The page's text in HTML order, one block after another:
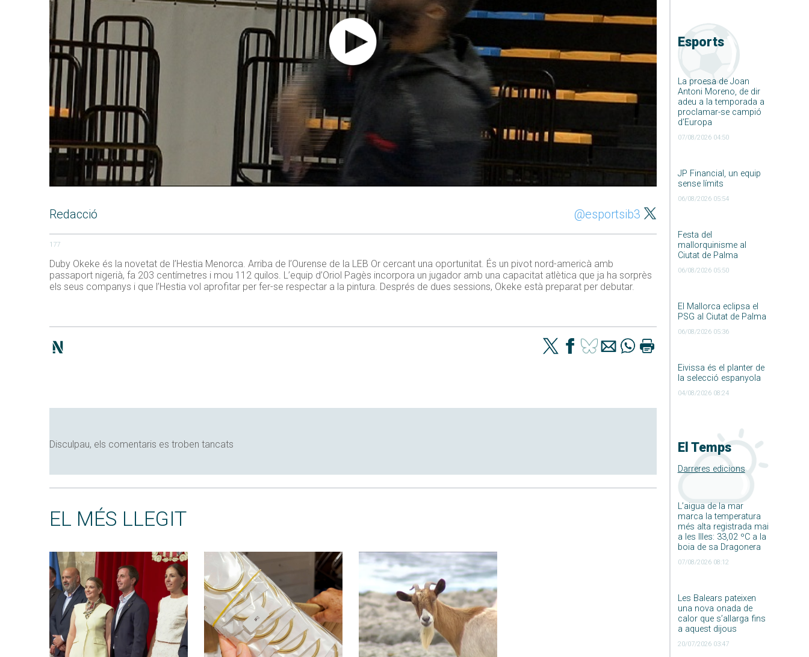
Esports
La proesa de Joan
Antoni Moreno, de dir
adeu a la temporada a
proclamar-se campió
d’Europa
07/08/2026 04:50
JP Financial, un equip
sense límits
06/08/2026 05:54
Festa del
mallorquinisme al
Ciutat de Palma
06/08/2026 05:50
El Mallorca eclipsa el
PSG al Ciutat de Palma
06/08/2026 05:36
Eivissa és el planter de
la selecció espanyola
04/08/2026 08:24
El Temps
Darreres edicions
L’aigua de la mar
marca la temperatura
més alta registrada mai
a les Illes: 33,02 ºC a la
boia de sa Dragonera
07/08/2026 08:12
Les Balears pateixen
una nova onada de
calor que s’allarga fins
a aquest dijous
20/07/2026 03:47
Redacció @esportsib3
177
Duby Okeke és la novetat de l’Hestia Menorca. Arriba de l’Ourense de la LEB Or cercant una oportunitat. És un pivot nord-americà amb
passaport nigerià, fa 203 centímetres i mou 112 quilos. L’equip d’Oriol Pagès incorpora un jugador amb una capacitat atlètica que ja ha sorprès
els seus companys i que l’Hestia vol aprofitar per fer-se respectar a la pintura. Després de dues sessions, Okeke està preparat per debutar.
Disculpau, els comentaris es troben tancats
EL MÉS LLEGIT